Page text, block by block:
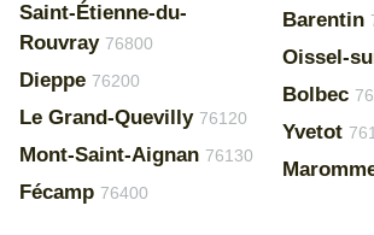
Saint-Étienne-du-
Rouvray 76800
Dieppe 76200
Le Grand-Quevilly 76120
Mont-Saint-Aignan 76130
Fécamp 76400
Barentin
Oissel-
Bolbec
Yvetot